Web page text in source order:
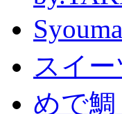
スイ
めで鯛